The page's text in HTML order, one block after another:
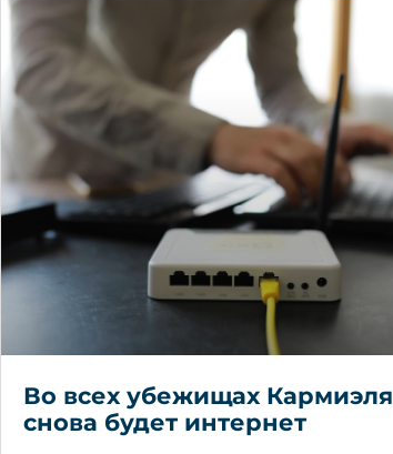
Во всех убежищах Кармиэля
снова будет интернет